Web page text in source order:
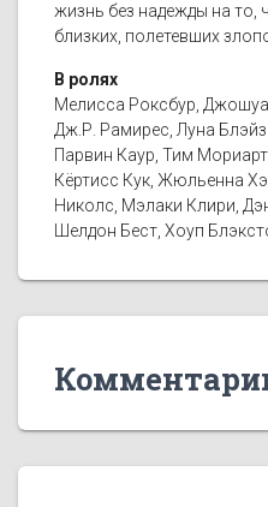
жизнь без надежды на то,
близких, полетевших
В ролях
Мелисса Роксбур,
Дж.Р. Рамирес, Луна
Парвин Каур, Тим
Кёртисс Кук, Жюльенна
Николс, Мэлаки Клири,
Шелдон Бест, Хоуп